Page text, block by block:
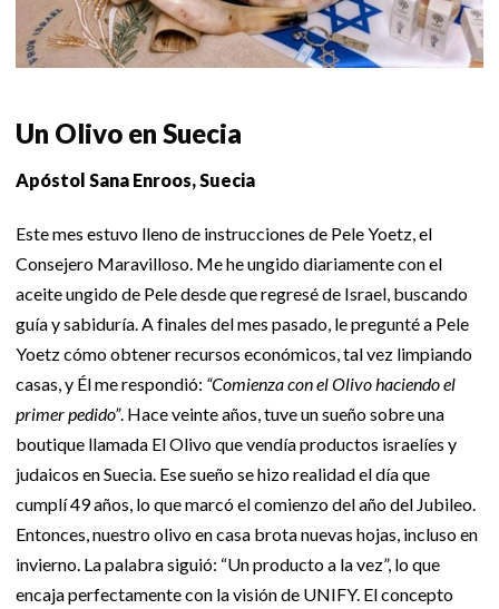
Un Olivo en Suecia
Apóstol Sana Enroos, Suecia
Este mes estuvo lleno de instrucciones de Pele Yoetz, el
Consejero Maravilloso. Me he ungido diariamente con el
aceite ungido de Pele desde que regresé de Israel, buscando
guía y sabiduría. A finales del mes pasado, le pregunté a Pele
Yoetz cómo obtener recursos económicos, tal vez limpiando
casas, y Él me respondió: “Comienza con el Olivo haciendo el
primer pedido”. Hace veinte años, tuve un sueño sobre una
boutique llamada El Olivo que vendía productos israelíes y
judaicos en Suecia. Ese sueño se hizo realidad el día que
cumplí 49 años, lo que marcó el comienzo del año del Jubileo.
Entonces, nuestro olivo en casa brota nuevas hojas, incluso en
invierno. La palabra siguió: “Un producto a la vez”, lo que
encaja perfectamente con la visión de UNIFY. El concepto